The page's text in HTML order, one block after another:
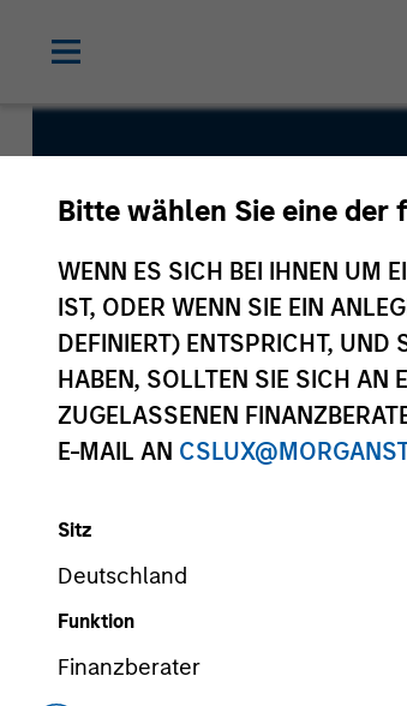
Bitte wählen Sie eine der
WENN ES SICH BEI IHNEN UM
IST, ODER WENN SIE EIN
DEFINIERT) ENTSPRICHT,
HABEN, SOLLTEN SIE SICH AN
ZUGELASSENEN
E-MAIL AN
Sitz
Deutschland
Funktion
Finanzberater
Global
Fund
Überblick